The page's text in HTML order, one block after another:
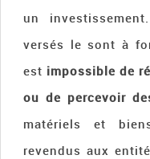
un
versés le sont à
est impossible de
ou de percevoir
matériels et
revendus aux